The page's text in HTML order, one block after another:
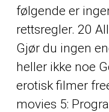
følgende er
rettsregler. 20
Gjør du ingen
heller ikke noe
erotisk filmer
movies 5: